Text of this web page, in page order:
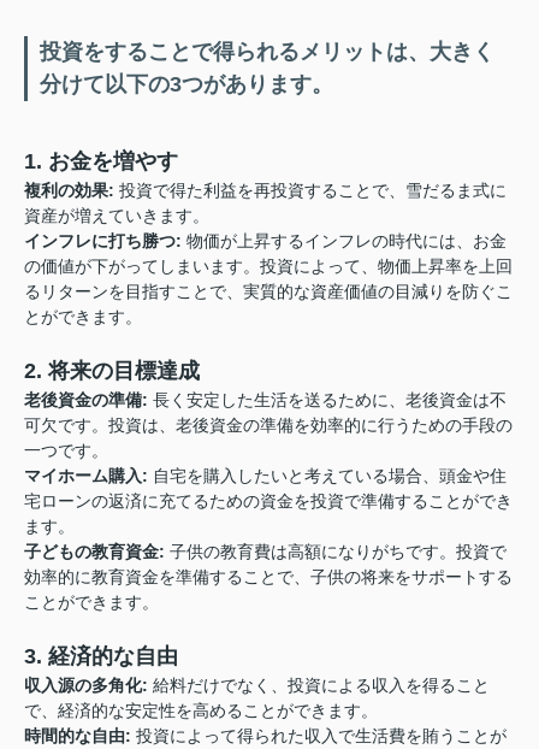
投資をすることで得られるメリットは、大きく
分けて以下の3つがあります。
1. お金を増やす
複利の効果: 投資で得た利益を再投資することで、雪だるま式に
資産が増えていきます。
インフレに打ち勝つ: 物価が上昇するインフレの時代には、お金
の価値が下がってしまいます。投資によって、物価上昇率を上回
るリターンを目指すことで、実質的な資産価値の目減りを防ぐこ
とができます。
2. 将来の目標達成
老後資金の準備: 長く安定した生活を送るために、老後資金は不
可欠です。投資は、老後資金の準備を効率的に行うための手段の
一つです。
マイホーム購入: 自宅を購入したいと考えている場合、頭金や住
宅ローンの返済に充てるための資金を投資で準備することができ
ます。
子どもの教育資金: 子供の教育費は高額になりがちです。投資で
効率的に教育資金を準備することで、子供の将来をサポートする
ことができます。
3. 経済的な自由
収入源の多角化: 給料だけでなく、投資による収入を得ること
で、経済的な安定性を高めることができます。
時間的な自由: 投資によって得られた収入で生活費を賄うことが